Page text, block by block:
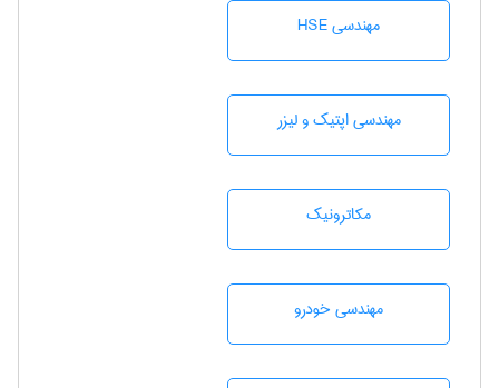
مهندسی HSE
مهندسی اپتیک و لیزر
مکاترونیک
مهندسی خودرو